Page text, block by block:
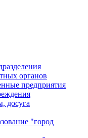
органов
предприятия
досуга
"город